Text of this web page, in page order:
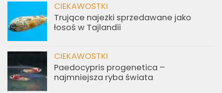
CIEKAWOSTKI
Trujące najeżki sprzedawane jako
łosoś w Tajlandii
CIEKAWOSTKI
Paedocypris progenetica –
najmniejsza ryba świata